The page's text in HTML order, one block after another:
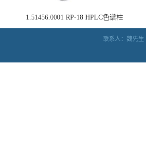
1.51456.0001 RP-18 HPLC色谱柱
联系人：魏先生